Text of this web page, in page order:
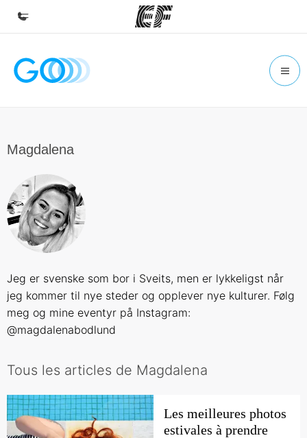
Accueil
Trouver un bureau
A propos de nous
Qui sommes-nous ?
Rejoignez nos équipes
Magdalena
Jeg er svenske som bor i Sveits, men er lykkeligst når
jeg kommer til nye steder og opplever nye kulturer. Følg
meg og mine eventyr på Instagram:
@magdalenabodlund
Tous les articles de Magdalena
Les meilleures photos
estivales à prendre